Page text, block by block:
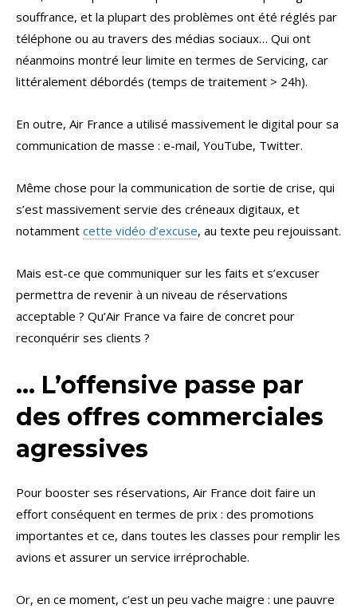
souffrance, et la plupart des problèmes ont été réglés par
téléphone ou au travers des médias sociaux… Qui ont
néanmoins montré leur limite en termes de Servicing, car
littéralement débordés (temps de traitement > 24h).
En outre, Air France a utilisé massivement le digital pour sa
communication de masse : e-mail, YouTube, Twitter.
Même chose pour la communication de sortie de crise, qui
s’est massivement servie des créneaux digitaux, et
notamment cette vidéo d’excuse, au texte peu rejouissant.
Mais est-ce que communiquer sur les faits et s’excuser
permettra de revenir à un niveau de réservations
acceptable ? Qu’Air France va faire de concret pour
reconquérir ses clients ?
… L’offensive passe par
des offres commerciales
agressives
Pour booster ses réservations, Air France doit faire un
effort conséquent en termes de prix : des promotions
importantes et ce, dans toutes les classes pour remplir les
avions et assurer un service irréprochable.
Or, en ce moment, c’est un peu vache maigre : une pauvre